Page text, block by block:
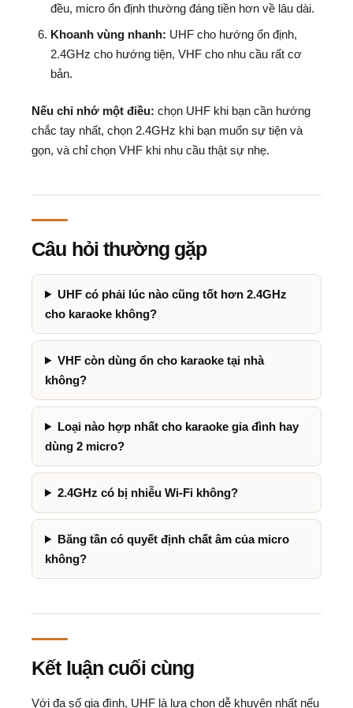
đều, micro ổn định thường đáng tiền hơn về lâu dài.
Khoanh vùng nhanh: UHF cho hướng ổn định,
2.4GHz cho hướng tiện, VHF cho nhu cầu rất cơ
bản.
Nếu chỉ nhớ một điều: chọn UHF khi bạn cần hướng
chắc tay nhất, chọn 2.4GHz khi bạn muốn sự tiện và
gọn, và chỉ chọn VHF khi nhu cầu thật sự nhẹ.
Câu hỏi thường gặp
UHF có phải lúc nào cũng tốt hơn 2.4GHz
cho karaoke không?
VHF còn dùng ổn cho karaoke tại nhà
không?
Loại nào hợp nhất cho karaoke gia đình hay
dùng 2 micro?
2.4GHz có bị nhiễu Wi-Fi không?
Băng tần có quyết định chất âm của micro
không?
Kết luận cuối cùng
Với đa số gia đình, UHF là lựa chọn dễ khuyên nhất nếu